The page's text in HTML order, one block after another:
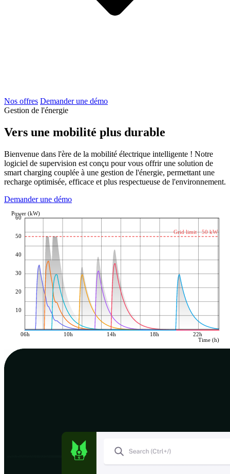
Nos offres Demander une démo
Gestion de l'énergie
Vers une mobilité plus durable
Bienvenue dans l'ère de la mobilité électrique intelligente ! Notre
logiciel de supervision est conçu pour vous offrir une solution de
smart charging couplée à une gestion de l'énergie, permettant une
recharge optimisée, efficace et plus respectueuse de l'environnement.
Demander une démo
Power (kW)
Time (h)
60
50
40
30
20
10
06h 10h 14h 18h 22h
Grid limit · 50 kW